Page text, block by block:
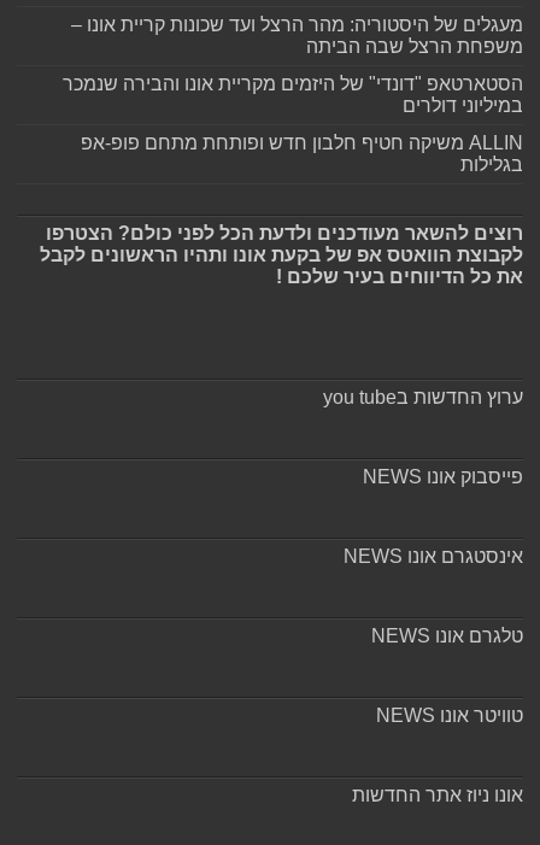
מעגלים של היסטוריה: מהר הרצל ועד שכונות קריית אונו –
משפחת הרצל שבה הביתה
הסטארטאפ "דונדי" של היזמים מקריית אונו והבירה שנמכר
במיליוני דולרים
ALLIN משיקה חטיף חלבון חדש ופותחת מתחם פופ-אפ
בגלילות
רוצים להשאר מעודכנים ולדעת הכל לפני כולם? הצטרפו
לקבוצת הוואטס אפ של בקעת אונו ותהיו הראשונים לקבל
את כל הדיווחים בעיר שלכם !
ערוץ החדשות בyou tube
פייסבוק אונו NEWS
אינסטגרם אונו NEWS
טלגרם אונו NEWS
טוויטר אונו NEWS
אונו ניוז אתר החדשות